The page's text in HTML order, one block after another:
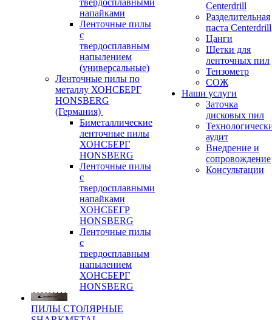
напайками
Ленточные пилы
с
твердосплавным
напылением
(универсальные)
Ленточные пилы по
металлу ХОНСБЕРГ
HONSBERG
(Германия)
Биметаллические
ленточные пилы
ХОНСБЕРГ
HONSBERG
Ленточные пилы
с
твердосплавными
напайками
ХОНСБЕГР
HONSBERG
Ленточные пилы
с
твердосплавным
напылением
ХОНСБЕРГ
HONSBERG
ПИЛЫ СТОЛЯРНЫЕ
Centerdrill
Разделительная
паста Centerdrill
Цанги
Щетки для
ленточных пил
Тензометр
СОЖ
Наши услуги
Заточка
дисковых пил
аудит
Внедрение и
сопровождение
Консультации